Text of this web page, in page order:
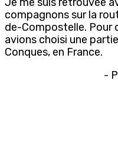
compagnons sur la
de-Compostelle. Pour
avions choisi une
Conques, en France.
-